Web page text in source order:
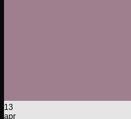
13
apr